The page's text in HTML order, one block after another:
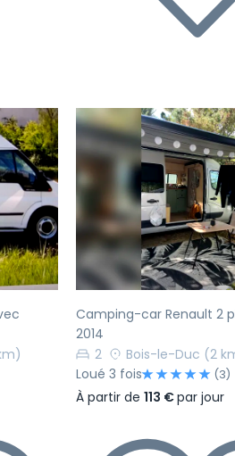
Suivant Précédent
Camping-car Renault 2
2014
2
Bois-le-Duc (2
Loué 3 fois
(3)
À partir de113 €par jour